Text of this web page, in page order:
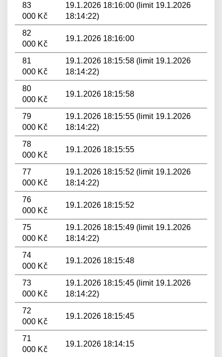
83
000 Kč
19.1.2026 18:16:00 (limit 19.1.2026
18:14:22)
82
000 Kč
19.1.2026 18:16:00
81
000 Kč
19.1.2026 18:15:58 (limit 19.1.2026
18:14:22)
80
000 Kč
19.1.2026 18:15:58
79
000 Kč
19.1.2026 18:15:55 (limit 19.1.2026
18:14:22)
78
000 Kč
19.1.2026 18:15:55
77
000 Kč
19.1.2026 18:15:52 (limit 19.1.2026
18:14:22)
76
000 Kč
19.1.2026 18:15:52
75
000 Kč
19.1.2026 18:15:49 (limit 19.1.2026
18:14:22)
74
000 Kč
19.1.2026 18:15:48
73
000 Kč
19.1.2026 18:15:45 (limit 19.1.2026
18:14:22)
72
000 Kč
19.1.2026 18:15:45
71
000 Kč
19.1.2026 18:14:15